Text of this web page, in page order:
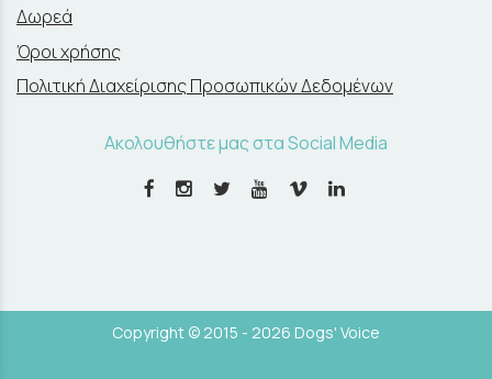
Δωρεά
Όροι χρήσης
Πολιτική Διαχείρισης Προσωπικών Δεδομένων
Ακολουθήστε μας στα Social Media
Copyright © 2015 - 2026 Dogs' Voice